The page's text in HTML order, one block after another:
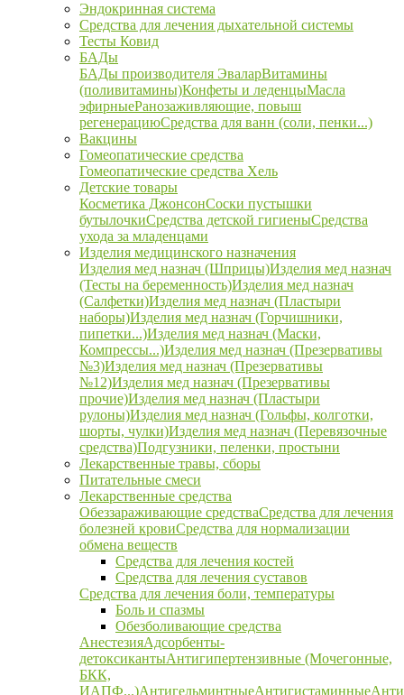
Эндокринная система
Средства для лечения дыхательной системы
Тесты Ковид
БАДы
БАДы производителя ЭваларВитамины
(поливитамины)Конфеты и леденцыМасла
эфирныеРанозаживляющие, повыш
регенерациюСредства для ванн (соли, пенки...)
Вакцины
Гомеопатические средства
Гомеопатические средства Хель
Детские товары
Косметика ДжонсонСоски пустышки
бутылочкиСредства детской гигиеныСредства
ухода за младенцами
Изделия медицинского назначения
Изделия мед назнач (Шприцы)Изделия мед назнач
(Тесты на беременность)Изделия мед назнач
(Салфетки)Изделия мед назнач (Пластыри
наборы)Изделия мед назнач (Горчишники,
пипетки...)Изделия мед назнач (Маски,
Компрессы...)Изделия мед назнач (Презервативы
№3)Изделия мед назнач (Презервативы
№12)Изделия мед назнач (Презервативы
прочие)Изделия мед назнач (Пластыри
рулоны)Изделия мед назнач (Гольфы, колготки,
шорты, чулки)Изделия мед назнач (Перевязочные
средства)Подгузники, пеленки, простыни
Лекарственные травы, сборы
Питательные смеси
Лекарственные средства
Обеззараживающие средстваСредства для лечения
болезней кровиСредства для нормализации
обмена веществ
Средства для лечения костей
Средства для лечения суставов
Средства для лечения боли, температуры
Боль и спазмы
Обезболивающие средства
АнестезияАдсорбенты-
детоксикантыАнтигипертензивные (Мочегонные,
БКК,
ИАПФ...)АнтигельминтныеАнтигистаминные